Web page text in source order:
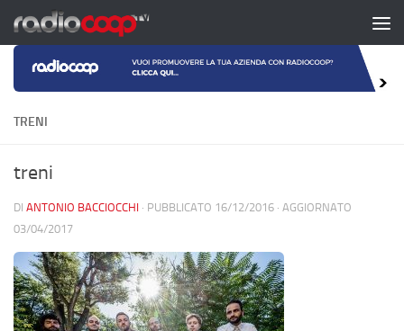
Salta al contenuto
TRENI
treni
DI ANTONIO BACCIOCCHI · PUBBLICATO 16/12/2016 · AGGIORNATO
03/04/2017